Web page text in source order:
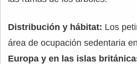
Distribución y hábitat: Los
área de ocupación sedentaria
Europa y en las islas